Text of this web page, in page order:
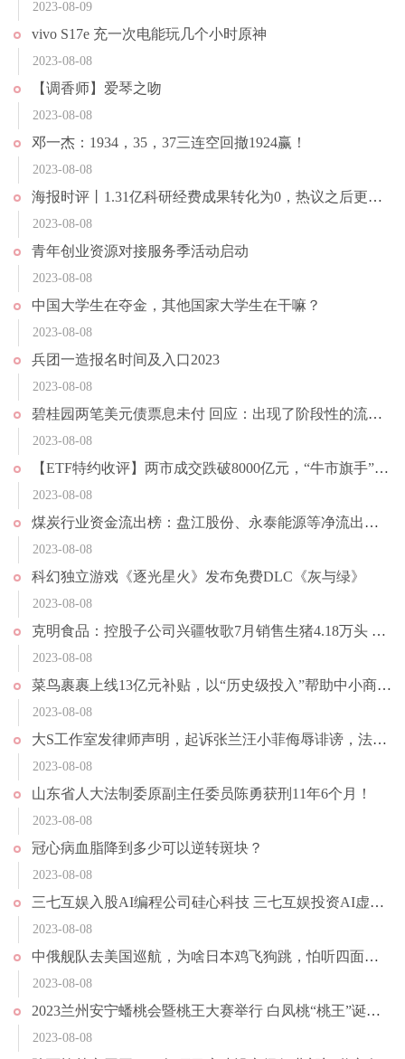
2023-08-09
vivo S17e 充一次电能玩几个小时原神
2023-08-08
【调香师】爱琴之吻
2023-08-08
邓一杰：1934，35，37三连空回撤1924赢！
2023-08-08
海报时评丨1.31亿科研经费成果转化为0，热议之后更需反思
2023-08-08
青年创业资源对接服务季活动启动
2023-08-08
中国大学生在夺金，其他国家大学生在干嘛？
2023-08-08
兵团一造报名时间及入口2023
2023-08-08
碧桂园两笔美元债票息未付 回应：出现了阶段性的流动性压力
2023-08-08
【ETF特约收评】两市成交跌破8000亿元，“牛市旗手”盘中巨震，化工ETF（516020）逆市走强，行情风格转向？
2023-08-08
煤炭行业资金流出榜：盘江股份、永泰能源等净流出资金居前
2023-08-08
科幻独立游戏《逐光星火》发布免费DLC《灰与绿》
2023-08-08
克明食品：控股子公司兴疆牧歌7月销售生猪4.18万头 环比增长61.58%
2023-08-08
菜鸟裹裹上线13亿元补贴，以“历史级投入”帮助中小商家降低寄件成本
2023-08-08
大S工作室发律师声明，起诉张兰汪小菲侮辱诽谤，法院已立案
2023-08-08
山东省人大法制委原副主任委员陈勇获刑11年6个月！
2023-08-08
冠心病血脂降到多少可以逆转斑块？
2023-08-08
三七互娱入股AI编程公司硅心科技 三七互娱投资AI虚拟编程机器人研发商
2023-08-08
中俄舰队去美国巡航，为啥日本鸡飞狗跳，怕听四面楚歌不妨直接说
2023-08-08
2023兰州安宁蟠桃会暨桃王大赛举行 白凤桃“桃王”诞生 平均单果重量434.5克
2023-08-08